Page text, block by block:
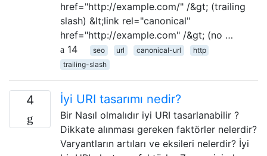
href="http://example.com/" /&gt; (trailing
slash) &lt;link rel="canonical"
href="http://example.com" /&gt; (no …
14
seo url canonical-url
http
trailing-slash
4 İyi URI tasarımı nedir?
Bir Nasıl olmalıdır iyi URI tasarlanabilir ?
Dikkate alınması gereken faktörler nelerdir?
Varyantların artıları ve eksileri nelerdir? İyi